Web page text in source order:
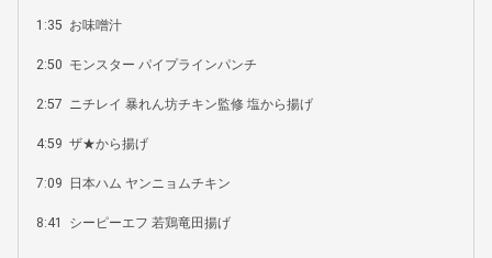
1:35  お味噌汁
2:50  モンスター パイプラインパンチ
2:57  ニチレイ 暴れん坊チキン監修 塩から揚げ
4:59  ザ★から揚げ
7:09  日本ハム ヤンニョムチキン
8:41  シーピーエフ 若鶏竜田揚げ